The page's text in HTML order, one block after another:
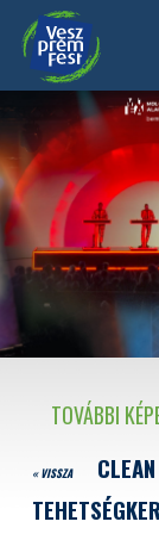
TOVÁBBI
« VISSZA